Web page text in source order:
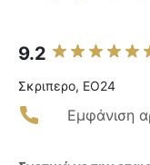
9.2
Σκριπερο, ΕΟ24
Εμφάνιση